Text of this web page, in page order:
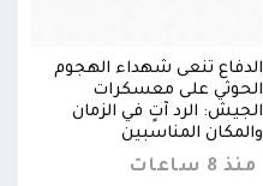
الدفاع تنعى شهداء الهجوم
الحوثي على معسكرات
الجيش: الرد آتٍ في الزمان
والمكان المناسبين
منذ 8 ساعات